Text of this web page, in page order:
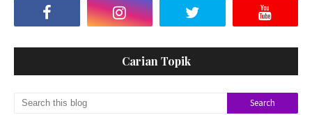
Carian Topik